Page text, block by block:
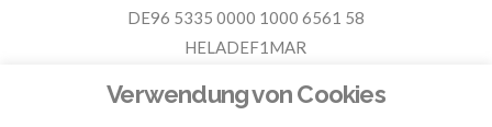
DE96 5335 0000 1000 6561 58
HELADEF1MAR
Verwendung von Cookies